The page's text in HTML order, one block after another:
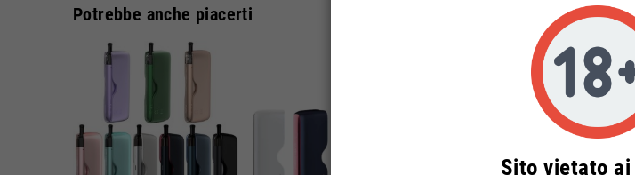
Potrebbe anche piacerti
Sito vietato